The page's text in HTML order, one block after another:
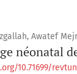
Awatef
néonatal
10.71699/